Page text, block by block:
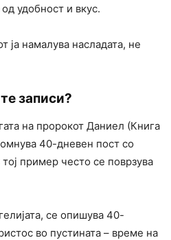
удобност и вкус.
ја намалува насладата, не
записи?
на пророкот Даниел (Книга
40-дневен пост со
пример често се поврзува
се опишува 40-
во пустината – време на